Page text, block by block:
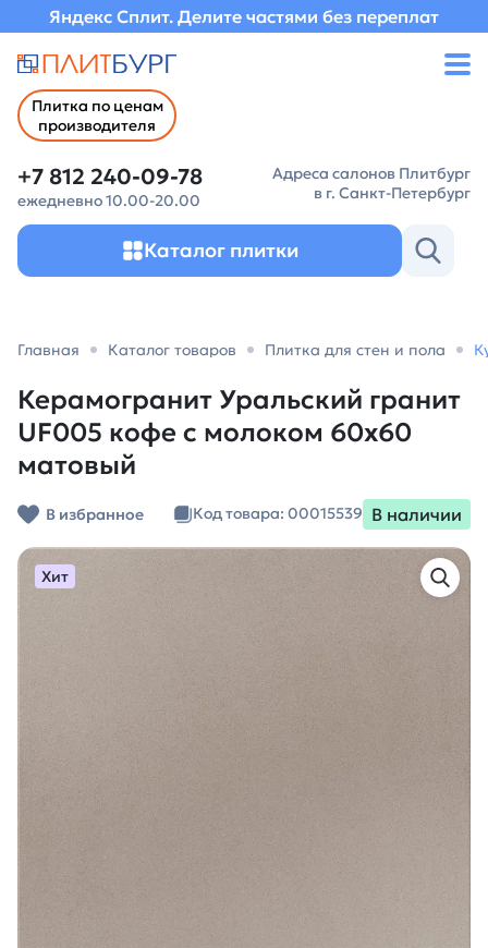
Яндекс Сплит. Делите частями без переплат
Плитка по ценам
производителя
+7 812 240-09-78
ежедневно 10.00-20.00
Адреса салонов Плитбург
в г. Санкт-Петербург
Каталог плитки
Главная Каталог товаров Плитка для стен и пола
Керамогранит Уральский гранит
UF005 кофе с молоком 60х60
матовый
В избранное Код товара: 00015539 В наличии
Хит